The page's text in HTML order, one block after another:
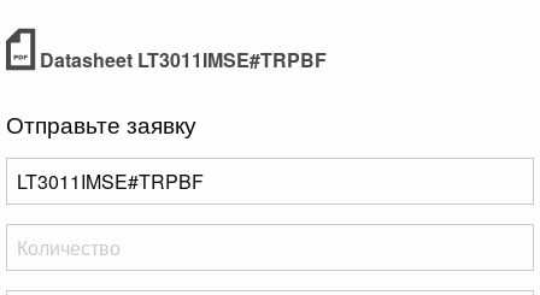
Datasheet LT3011IMSE#TRPBF
Отправьте заявку